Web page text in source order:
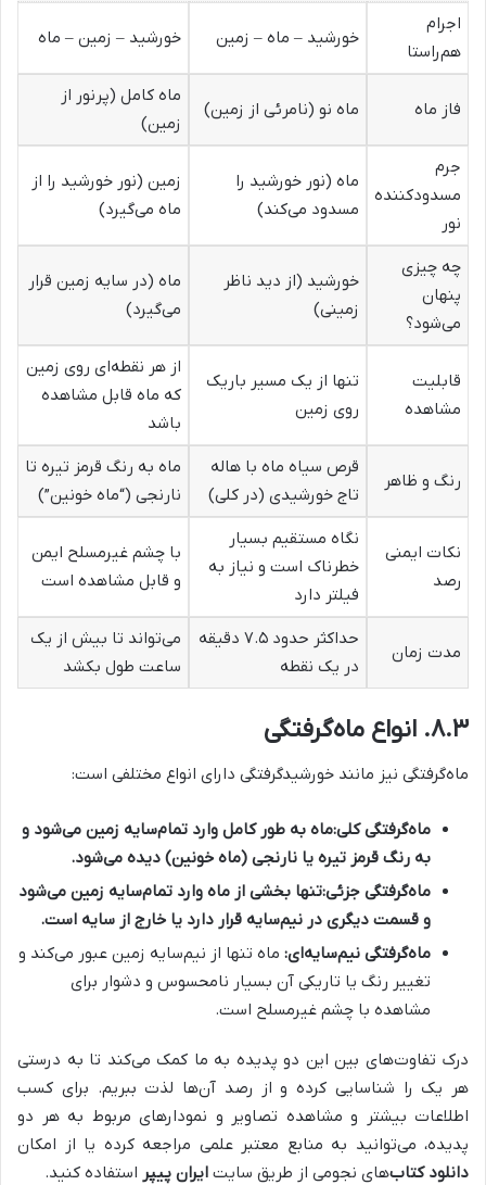
اجرام
هم‌راستا
خورشید – ماه – زمین خورشید – زمین – ماه
فاز ماه ماه نو (نامرئی از زمین)
ماه کامل (پرنور از
زمین)
جرم
مسدودکننده
نور
ماه (نور خورشید را
مسدود می‌کند)
زمین (نور خورشید را از
ماه می‌گیرد)
چه چیزی
پنهان
می‌شود؟
خورشید (از دید ناظر
زمینی)
ماه (در سایه زمین قرار
می‌گیرد)
قابلیت
مشاهده
تنها از یک مسیر باریک
روی زمین
از هر نقطه‌ای روی زمین
که ماه قابل مشاهده
باشد
رنگ و ظاهر
قرص سیاه ماه با هاله
تاج خورشیدی (در کلی)
ماه به رنگ قرمز تیره تا
نارنجی (“ماه خونین”)
نکات ایمنی
رصد
نگاه مستقیم بسیار
خطرناک است و نیاز به
فیلتر دارد
با چشم غیرمسلح ایمن
و قابل مشاهده است
مدت زمان
حداکثر حدود ۷.۵ دقیقه
در یک نقطه
می‌تواند تا بیش از یک
ساعت طول بکشد
۸.۳. انواع ماه‌گرفتگی
ماه‌گرفتگی نیز مانند خورشیدگرفتگی دارای انواع مختلفی است:
ماه‌گرفتگی کلی:ماه به طور کامل وارد تمام‌سایه زمین می‌شود و
به رنگ قرمز تیره یا نارنجی (ماه خونین) دیده می‌شود.
ماه‌گرفتگی جزئی:تنها بخشی از ماه وارد تمام‌سایه زمین می‌شود
و قسمت دیگری در نیم‌سایه قرار دارد یا خارج از سایه است.
ماه‌گرفتگی نیم‌سایه‌ای: ماه تنها از نیم‌سایه زمین عبور می‌کند و
تغییر رنگ یا تاریکی آن بسیار نامحسوس و دشوار برای
مشاهده با چشم غیرمسلح است.
درک تفاوت‌های بین این دو پدیده به ما کمک می‌کند تا به درستی
هر یک را شناسایی کرده و از رصد آن‌ها لذت ببریم. برای کسب
اطلاعات بیشتر و مشاهده تصاویر و نمودارهای مربوط به هر دو
پدیده، می‌توانید به منابع معتبر علمی مراجعه کرده یا از امکان
دانلود کتاب‌های نجومی از طریق سایت ایران پیپر استفاده کنید.